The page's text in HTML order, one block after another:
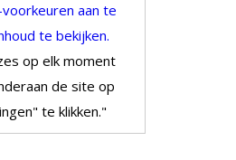
aan te
te bekijken.
op elk moment
de site op
te klikken."